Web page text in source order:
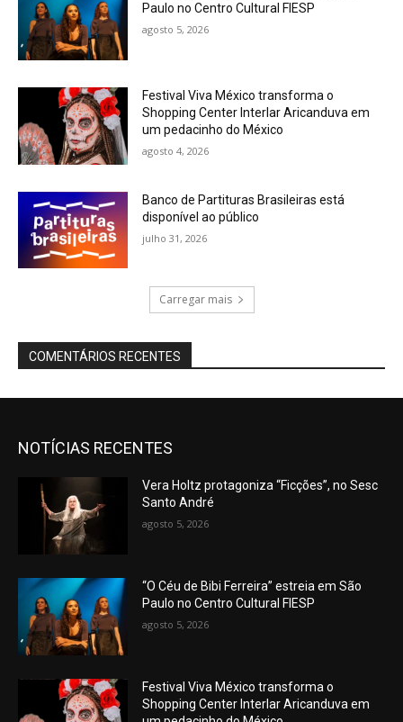
Paulo no Centro Cultural FIESP
agosto 5, 2026
Festival Viva México transforma o
Shopping Center Interlar Aricanduva em
um pedacinho do México
agosto 4, 2026
Banco de Partituras Brasileiras está
disponível ao público
julho 31, 2026
Carregar mais
COMENTÁRIOS RECENTES
NOTÍCIAS RECENTES
Vera Holtz protagoniza “Ficções”, no Sesc
Santo André
agosto 5, 2026
“O Céu de Bibi Ferreira” estreia em São
Paulo no Centro Cultural FIESP
agosto 5, 2026
Festival Viva México transforma o
Shopping Center Interlar Aricanduva em